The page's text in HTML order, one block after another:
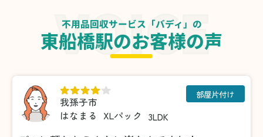
不用品回収サービス「バディ」の
東船橋駅のお客様の声
我孫子市
はなまる
XLパック 3LDK
部屋片付け